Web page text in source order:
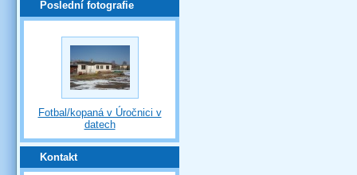
Poslední fotografie
Fotbal/kopaná v Úročnici v
datech
Kontakt